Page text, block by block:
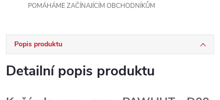
POMÁHÁME ZAČÍNAJÍCÍM OBCHODNÍKŮM
Popis produktu
Detailní popis produktu